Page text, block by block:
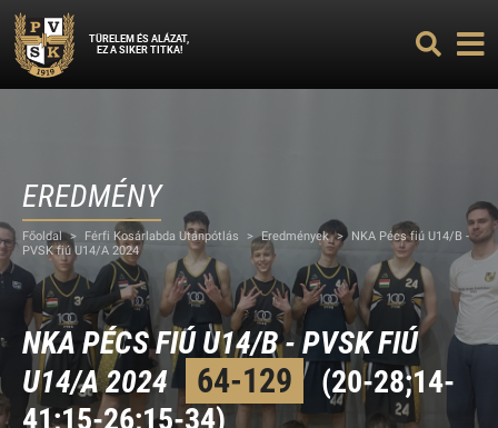
TÜRELEM ÉS ALÁZAT,
EZ A SIKER TITKA!
EREDMÉNY
Főoldal > Férfi Kosárlabda Utánpótlás > Eredmények >
NKA Pécs fiú U14/B -
PVSK fiú U14/A 2024
NKA PÉCS FIÚ U14/B - PVSK FIÚ
U14/A 2024
64-129
(20-28;14-
41;15-26;15-34)